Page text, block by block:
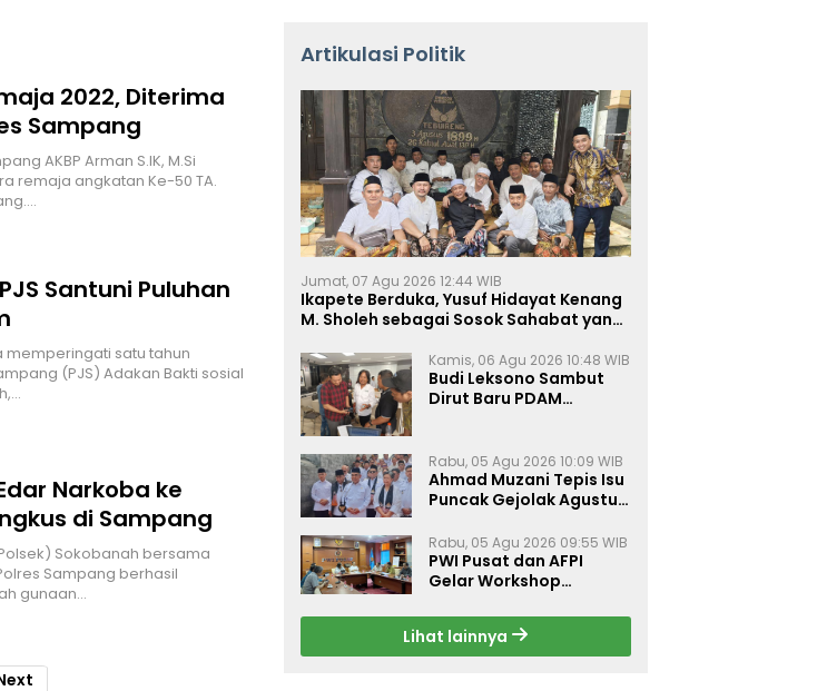
2022, Diterima
Sampang
AKBP Arman S.IK, M.Si
remaja angkatan Ke-50 TA.
Santuni Puluhan
memperingati satu tahun
(PJS) Adakan Bakti sosial
Narkoba ke
di Sampang
Sokobanah bersama
Sampang berhasil
gunaan…
Artikulasi Politik
Jumat, 07 Agu 2026 12:44 WIB
Ikapete Berduka, Yusuf Hidayat Kenang
M. Sholeh sebagai Sosok Sahabat yang
Kamis, 06 Agu 2026 10:48 WIB
Budi Leksono Sambut
Dirut Baru PDAM
Makin Prima
Rabu, 05 Agu 2026 10:09 WIB
Ahmad Muzani Tepis Isu
Puncak Gejolak Agustus
Perkuat Persatuan
Rabu, 05 Agu 2026 09:55 WIB
PWI Pusat dan AFPI
Gelar Workshop
Inklusi Keuangan, dan
Perlindungan Publik
Lihat lainnya